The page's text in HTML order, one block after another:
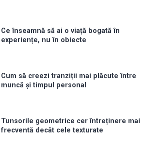
Ce înseamnă să ai o viață bogată în
experiențe, nu în obiecte
Cum să creezi tranziții mai plăcute între
muncă și timpul personal
Tunsorile geometrice cer întreținere mai
frecventă decât cele texturate